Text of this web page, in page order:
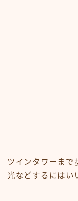
ツインタワーま
光などするには